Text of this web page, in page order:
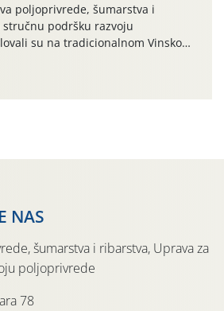
poljoprivrede, šumarstva i
stručnu podršku razvoju
su na tradicionalnom Vinskom
godine u Domu vinarske
na poluotoku Pelješcu, u
NAS
šumarstva i ribarstva, Uprava za
poljoprivrede
78